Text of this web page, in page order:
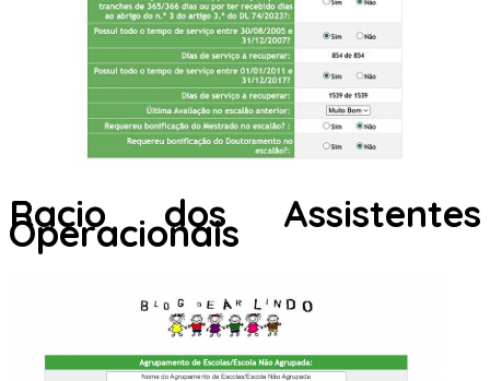
Racio dos Assistentes
Operacionais